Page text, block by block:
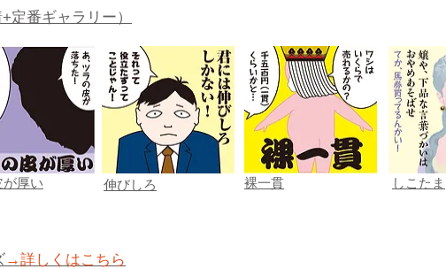
定番ギャラリー）
厚い 伸びしろ 裸一貫 しこたま
→詳しくはこちら